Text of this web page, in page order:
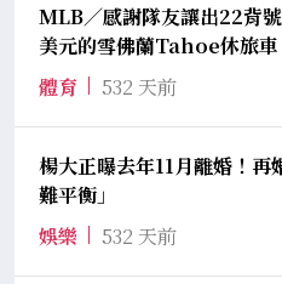
MLB／感謝隊友讓出22背
美元的雪佛蘭Tahoe休旅車
體育
532 天前
楊大正曝去年11月離婚！
難平衡」
娛樂
532 天前